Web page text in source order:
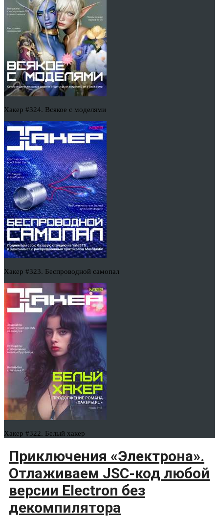
Хакер #324. Всякое с моделями
Хакер #323. Беспроводной самопал
Хакер #322. Белый хакер
Приключения «Электрона».
Отлаживаем JSC-код любой
версии Electron без
декомпилятора